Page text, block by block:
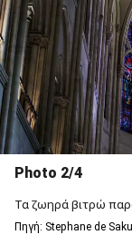
Photo 2/4
Τα ζωηρά βιτρώ
Πηγή: Stephane de